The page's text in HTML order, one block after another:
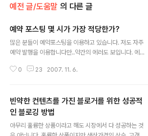
예전 글/도움말 의 다른 글
예약 포스팅 몇 시가 가장 적당한가?
많은 분들이 예약포스팅을 이용하고 있습니다. 저도 자주
예약 발행을 이용합니다만..약간의 에러도 보입니다. 에러
없는 블로깅 기술입니다. 간혹 글이 잘 쓰여진다거나 하면
것이 아주 유용합니다. 그리고 정기적인 블로그 글 올리기
를 위해서도 아주 요긴한 기능입니다. 하루에 하나 정도씩
예약 발행 기능을 예약해두는 것이죠. 그럼 예약 발행 시간
을 몇 시로 정하는 것이 가장 좋을까요? 그야 두말할 필요
0 23 2007. 11. 6.
빈약한 컨텐츠를 가진 블로거를 위한 성공적
인 블로깅 방법
아무리 훌륭한 상품이라고 해도 시장에서 다 성공하는 것